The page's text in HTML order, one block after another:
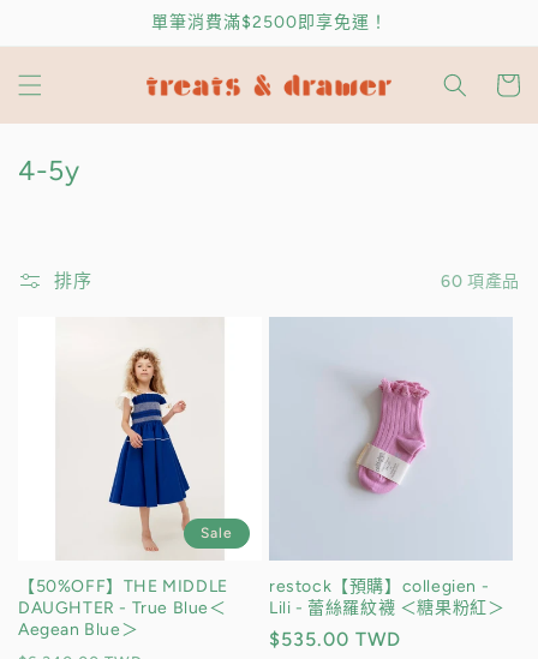
單筆消費滿$2500即享免運！
物
商
列
4-5y
排序 60 項產品
Sale
【50%OFF】THE MIDDLE
DAUGHTER - True Blue＜
Aegean Blue＞
restock【預購】collegien -
Lili - 蕾絲羅紋襪 ＜糖果粉紅＞
定
$535.00 TWD